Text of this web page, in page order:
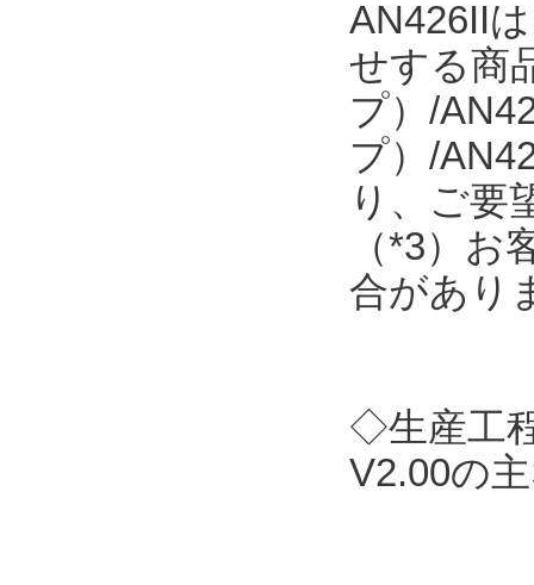
AN426II
せする商
プ）/
プ）/
り、ご
（*3）
合があり
◇生産工
V2.00の